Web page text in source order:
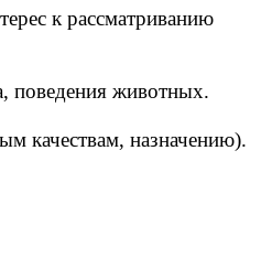
к рассматриванию
поведения животных.
качествам, назначению).